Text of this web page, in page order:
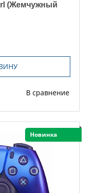
(Жемчужный
В сравнение
Новинка